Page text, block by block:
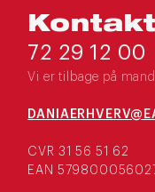
72 29 12 00
Vi er tilbage på
CVR 31 56 51 62
EAN